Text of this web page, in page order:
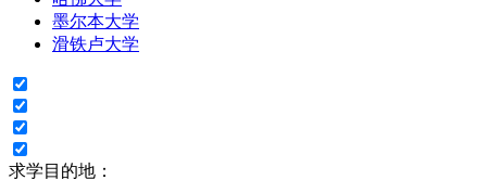
墨尔本大学
滑铁卢大学
求学目的地：